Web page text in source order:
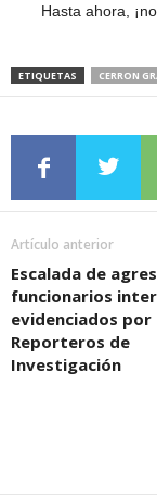
Hasta ahora,
ETIQUETAS CERRON
Artículo anterior
Escalada de
funcionarios
evidenciados por
Reporteros de
Investigación